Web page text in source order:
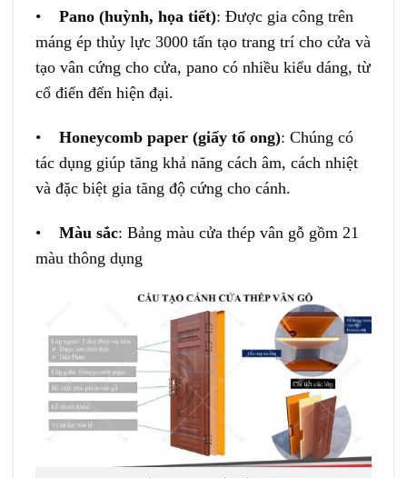
• Pano (huỳnh, họa tiết): Được gia công trên
máng ép thủy lực 3000 tấn tạo trang trí cho cửa và
tạo vân cứng cho cửa, pano có nhiều kiểu dáng, từ
cổ điển đến hiện đại.
• Honeycomb paper (giấy tổ ong): Chúng có
tác dụng giúp tăng khả năng cách âm, cách nhiệt
và đặc biệt gia tăng độ cứng cho cánh.
• Màu sắc: Bảng màu cửa thép vân gỗ gồm 21
màu thông dụng